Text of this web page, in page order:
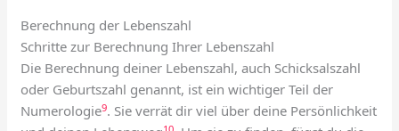
Berechnung der Lebenszahl
Schritte zur Berechnung Ihrer Lebenszahl
Die Berechnung deiner Lebenszahl, auch Schicksalszahl
oder Geburtszahl genannt, ist ein wichtiger Teil der
Numerologie9. Sie verrät dir viel über deine Persönlichkeit